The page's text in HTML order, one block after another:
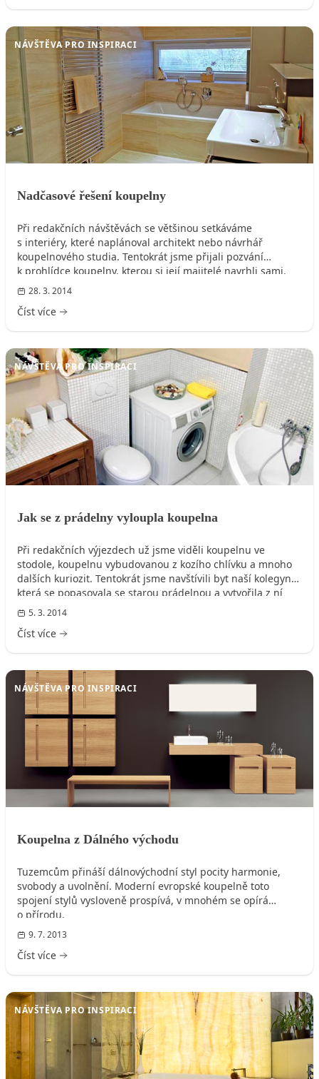
NÁVŠTĚVA PRO INSPIRACI
Nadčasové řešení koupelny
Při redakčních návštěvách se většinou setkáváme
s interiéry, které naplánoval architekt nebo návrhář
koupelnového studia. Tentokrát jsme přijali pozvání
k prohlídce koupelny, kterou si její majitelé navrhli sami.
Prioritami při výběru zařízení byly kvalita, funkce
a minimalistický design, realizaci zajistilo opavské PMP
STUDIO.
28. 3. 2014
Číst více
NÁVŠTĚVA PRO INSPIRACI
Jak se z prádelny vyloupla koupelna
Při redakčních výjezdech už jsme viděli koupelnu ve
stodole, koupelnu vybudovanou z kozího chlívku a mnoho
dalších kuriozit. Tentokrát jsme navštívili byt naší kolegyně,
která se popasovala se starou prádelnou a vytvořila z ní
útulnou koupelnu.
5. 3. 2014
Číst více
NÁVŠTĚVA PRO INSPIRACI
Koupelna z Dálného východu
Tuzemcům přináší dálnovýchodní styl pocity harmonie,
svobody a uvolnění. Moderní evropské koupelně toto
spojení stylů vysloveně prospívá, v mnohém se opírá
o přírodu.
9. 7. 2013
Číst více
NÁVŠTĚVA PRO INSPIRACI